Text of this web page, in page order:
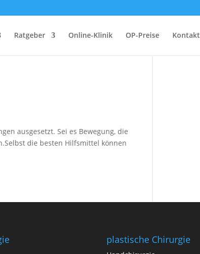
Ratgeber Online-Klinik OP-Preise Kontakt
ausgesetzt. Sei es Bewegung, die
die besten Hilfsmittel können
plastische Chirurgie